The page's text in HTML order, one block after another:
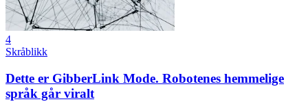
4
Skråblikk
Dette er GibberLink Mode. Robotenes hemmelige
språk går viralt